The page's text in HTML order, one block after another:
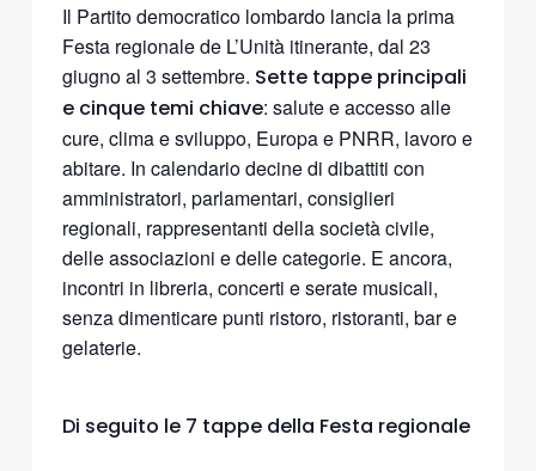
Il Partito democratico lombardo lancia la prima
Festa regionale de L’Unità itinerante, dal 23
giugno al 3 settembre. Sette tappe principali
e cinque temi chiave: salute e accesso alle
cure, clima e sviluppo, Europa e PNRR, lavoro e
abitare. In calendario decine di dibattiti con
amministratori, parlamentari, consiglieri
regionali, rappresentanti della società civile,
delle associazioni e delle categorie. E ancora,
incontri in libreria, concerti e serate musicali,
senza dimenticare punti ristoro, ristoranti, bar e
gelaterie.
Di seguito le 7 tappe della Festa regionale